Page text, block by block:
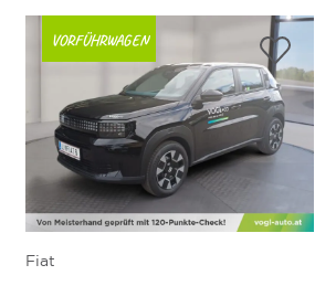
VORFÜHRWAGEN
Fiat